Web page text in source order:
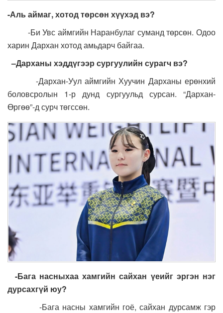
-Аль аймаг, хотод төрсөн хүүхэд вэ?
-Би Увс аймгийн Наранбулаг суманд төрсөн. Одоо
харин Дархан хотод амьдарч байгаа.
–Дарханы хэддүгээр сургуулийн сурагч вэ?
-Дархан-Уул аймгийн Хуучин Дарханы ерөнхий
боловсролын 1-р дунд сургуульд сурсан. “Дархан-
Өргөө”-д сурч төгссөн.
-Бага насныхаа хамгийн сайхан үеийг эргэн нэг
дурсахгүй юу?
-Бага насны хамгийн гоё, сайхан дурсамж гэр